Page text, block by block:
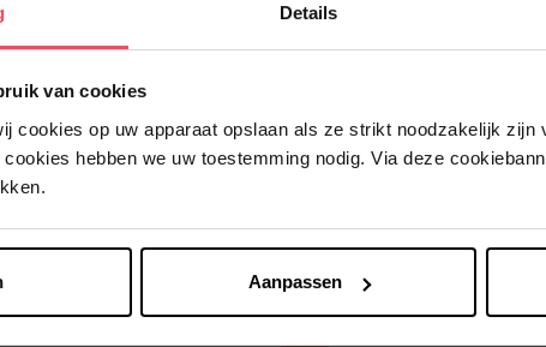
Details
van cookies
cookies op uw apparaat opslaan als ze strikt noodzakelijk zijn
hebben we uw toestemming nodig. Via deze
Aanpassen